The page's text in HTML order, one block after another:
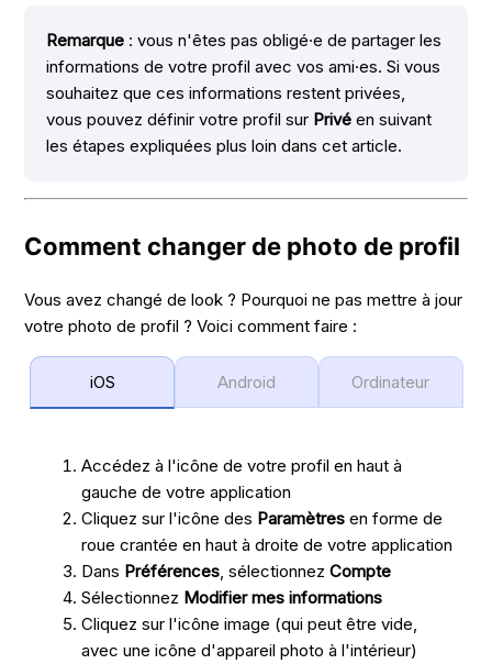
Remarque : vous n'êtes pas obligé·e de partager les
informations de votre profil avec vos ami·es. Si vous
souhaitez que ces informations restent privées,
vous pouvez définir votre profil sur Privé en suivant
les étapes expliquées plus loin dans cet article.
Comment changer de photo de profil
Vous avez changé de look ? Pourquoi ne pas mettre à jour
votre photo de profil ? Voici comment faire :
iOS Android Ordinateur
Accédez à l'icône de votre profil en haut à
gauche de votre application
Cliquez sur l'icône des Paramètres en forme de
roue crantée en haut à droite de votre application
Dans Préférences , sélectionnezCompte
Sélectionnez Modifier mes informations
Cliquez sur l'icône image (qui peut être vide,
avec une icône d'appareil photo à l'intérieur)